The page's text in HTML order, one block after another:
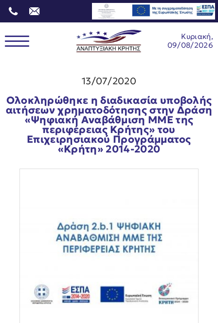
Κυριακή,
09/08/2026
13/07/2020
Ολοκληρώθηκε η διαδικασία υποβολής
αιτήσεων χρηματοδότησης στην Δράση
«Ψηφιακή Αναβάθμιση ΜΜΕ της
περιφέρειας Κρήτης» του
Επιχειρησιακού Προγράμματος
«Κρήτη» 2014-2020